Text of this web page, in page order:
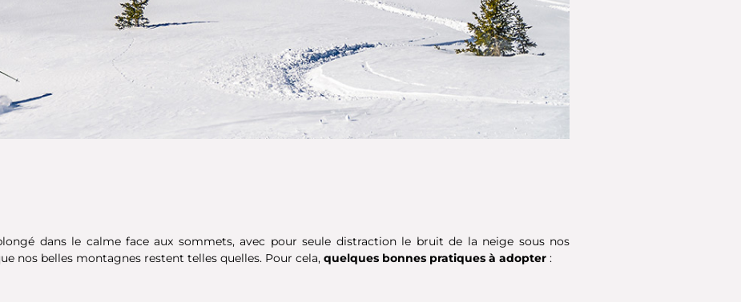
dans le calme face aux sommets, avec pour seule distraction le bruit de la neige sous nos
nos belles montagnes restent telles quelles. Pour cela, quelques bonnes pratiques à adopter :